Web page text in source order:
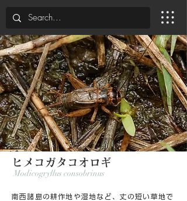
Modicogryllus consobrinus
ヒメコガタコオロギ
南西諸島の耕作地や湿地など、丈の短い草地で